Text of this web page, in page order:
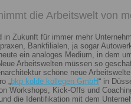
die Arbeitswelt von
Zukunft für immer mehr
Bankfilialen, ja sogar
ein analoges Medium, in dem
Arbeitswelten müssen so
schöne neue
„bkp kolde kollegen GmbH“ in
Workshops, Kick-Offs und
die Identifikation mit dem